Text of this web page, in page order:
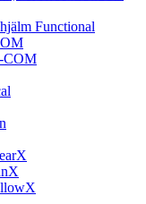
Functional
COM